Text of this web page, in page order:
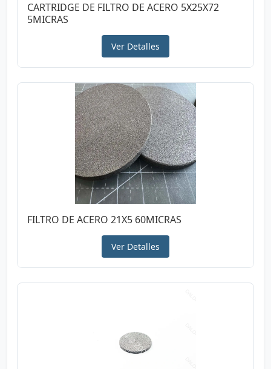
CARTRIDGE DE FILTRO DE ACERO 5X25X72
5MICRAS
Ver Detalles
FILTRO DE ACERO 21X5 60MICRAS
Ver Detalles